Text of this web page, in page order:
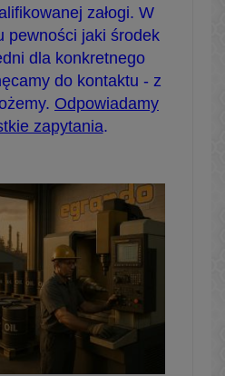
załogi. W
pewności jaki środek
dla konkretnego
do kontaktu - z
Odpowiadamy
zapytania.